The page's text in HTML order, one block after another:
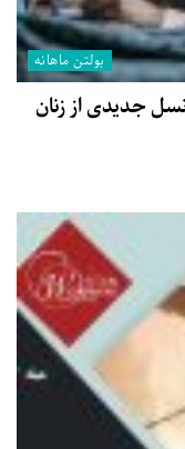
بولتن ماهانه
رژیم نسل جدیدی از زنان